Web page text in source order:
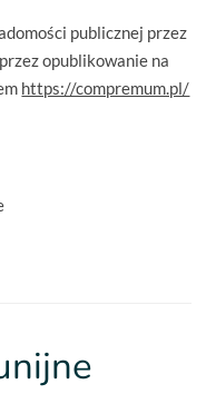
publicznej przez
opublikowanie na
https://compremum.pl/